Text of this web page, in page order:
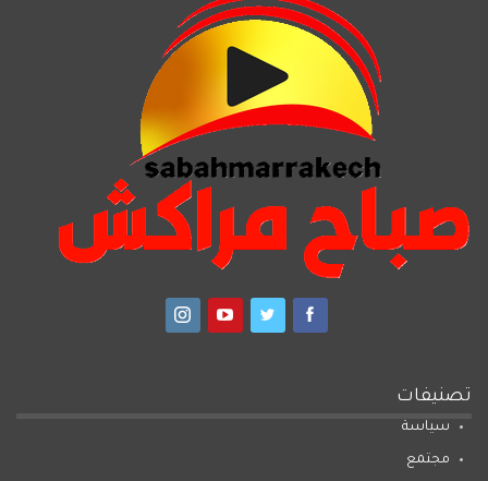
تصنيفات
سياسة
مجتمع